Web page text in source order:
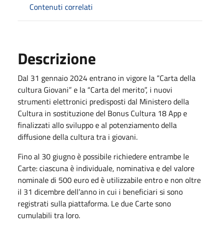
Contenuti correlati
Descrizione
Dal 31 gennaio 2024 entrano in vigore la “Carta della
cultura Giovani” e la “Carta del merito”, i nuovi
strumenti elettronici predisposti dal Ministero della
Cultura in sostituzione del Bonus Cultura 18 App e
finalizzati allo sviluppo e al potenziamento della
diffusione della cultura tra i giovani.
Fino al 30 giugno è possibile richiedere entrambe le
Carte: ciascuna è individuale, nominativa e del valore
nominale di 500 euro ed è utilizzabile entro e non oltre
il 31 dicembre dell’anno in cui i beneficiari si sono
registrati sulla piattaforma. Le due Carte sono
cumulabili tra loro.